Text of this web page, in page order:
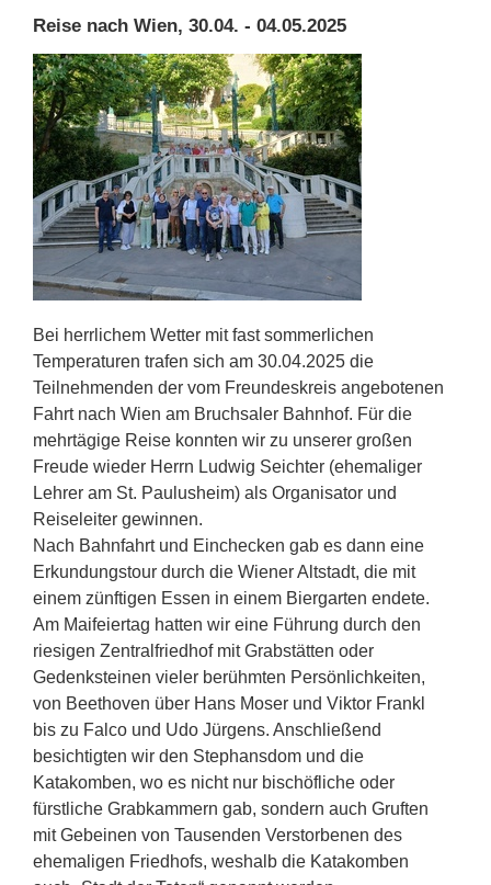
Reise nach Wien, 30.04. - 04.05.2025
Bei herrlichem Wetter mit fast sommerlichen
Temperaturen trafen sich am 30.04.2025 die
Teilnehmenden der vom Freundeskreis angebotenen
Fahrt nach Wien am Bruchsaler Bahnhof. Für die
mehrtägige Reise konnten wir zu unserer großen
Freude wieder Herrn Ludwig Seichter (ehemaliger
Lehrer am St. Paulusheim) als Organisator und
Reiseleiter gewinnen.
Nach Bahnfahrt und Einchecken gab es dann eine
Erkundungstour durch die Wiener Altstadt, die mit
einem zünftigen Essen in einem Biergarten endete.
Am Maifeiertag hatten wir eine Führung durch den
riesigen Zentralfriedhof mit Grabstätten oder
Gedenksteinen vieler berühmten Persönlichkeiten,
von Beethoven über Hans Moser und Viktor Frankl
bis zu Falco und Udo Jürgens. Anschließend
besichtigten wir den Stephansdom und die
Katakomben, wo es nicht nur bischöfliche oder
fürstliche Grabkammern gab, sondern auch Gruften
mit Gebeinen von Tausenden Verstorbenen des
ehemaligen Friedhofs, weshalb die Katakomben